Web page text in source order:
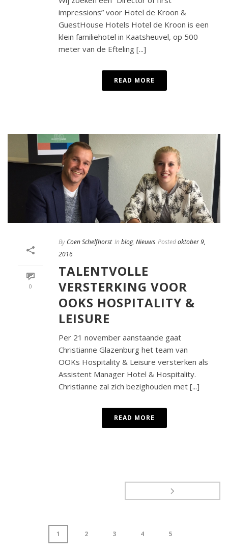
impressions” voor Hotel de Kroon &
GuestHouse Hotels Hotel de Kroon is een
klein familiehotel in Kaatsheuvel, op 500
meter van de Efteling [...]
READ MORE
0
By Coen Schelfhorst In blog, Nieuws Postedoktober 9,
2016
TALENTVOLLE
VERSTERKING VOOR
OOKS HOSPITALITY &
LEISURE
Per 21 november aanstaande gaat
Christianne Glazenburg het team van
OOKs Hospitality & Leisure versterken als
Assistent Manager Hotel & Hospitality.
Christianne zal zich bezighouden met [...]
READ MORE
1 2 3 4 5